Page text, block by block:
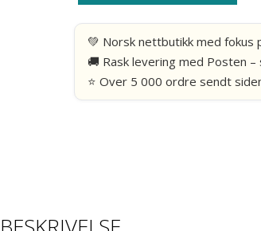
Trixie
💚 Norsk nettbutikk med
🚚 Rask levering med Posten
⭐ Over 5 000 ordre sendt